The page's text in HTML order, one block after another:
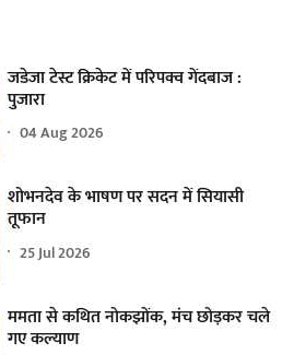
जडेजा टेस्ट क्रिकेट में परिपक्व गेंदबाज :
पुजारा
04 Aug 2026
शोभनदेव के भाषण पर सदन में सियासी
तूफान
25 Jul 2026
ममता से कथित नोकझोंक, मंच छोड़कर चले
गए कल्याण